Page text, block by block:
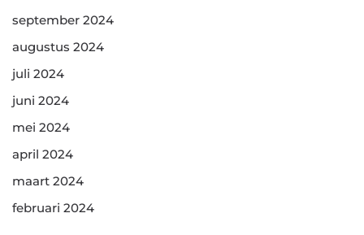
september 2024
augustus 2024
juli 2024
juni 2024
mei 2024
april 2024
maart 2024
februari 2024